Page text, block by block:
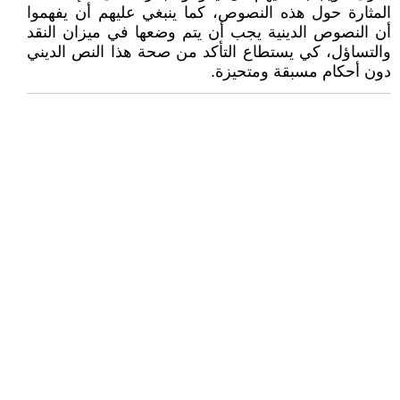
المثارة حول هذه النصوص، كما ينبغي عليهم أن يفهموا
أن النصوص الدينية يجب أن يتم وضعها في ميزان النقد
والتساؤل، كي يستطاع التأكد من صحة هذا النص الديني
دون أحكام مسبقة ومتحيزة.